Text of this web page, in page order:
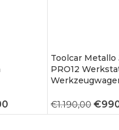
Aktueller
Preis
Toolcar Metallo
PRO12
€1.190,00
Preis
€